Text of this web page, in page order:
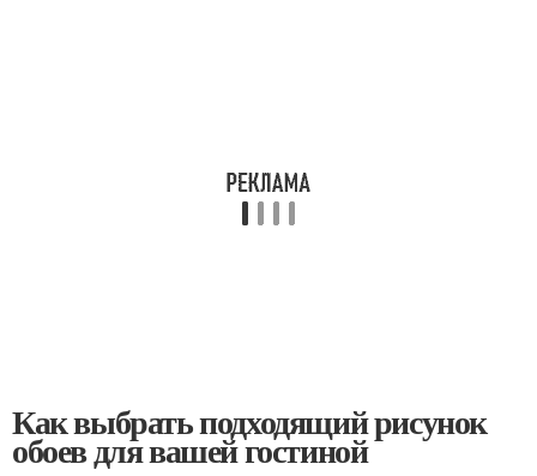
Как выбрать подходящий рисунок
обоев для вашей гостиной